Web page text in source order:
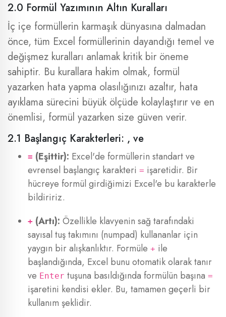
2.0 Formül Yazımının Altın Kuralları
İç içe formüllerin karmaşık dünyasına dalmadan
önce, tüm Excel formüllerinin dayandığı temel ve
değişmez kuralları anlamak kritik bir öneme
sahiptir. Bu kurallara hakim olmak, formül
yazarken hata yapma olasılığınızı azaltır, hata
ayıklama sürecini büyük ölçüde kolaylaştırır ve en
önemlisi, formül yazarken size güven verir.
2.1 Başlangıç Karakterleri: , ve
= (Eşittir): Excel'de formüllerin standart ve
evrensel başlangıç karakteri = işaretidir. Bir
hücreye formül girdiğimizi Excel'e bu karakterle
bildiririz.
+ (Artı): Özellikle klavyenin sağ tarafındaki
sayısal tuş takımını (numpad) kullananlar için
yaygın bir alışkanlıktır. Formüle + ile
başlandığında, Excel bunu otomatik olarak tanır
ve Enter tuşuna basıldığında formülün başına =
işaretini kendisi ekler. Bu, tamamen geçerli bir
kullanım şeklidir.